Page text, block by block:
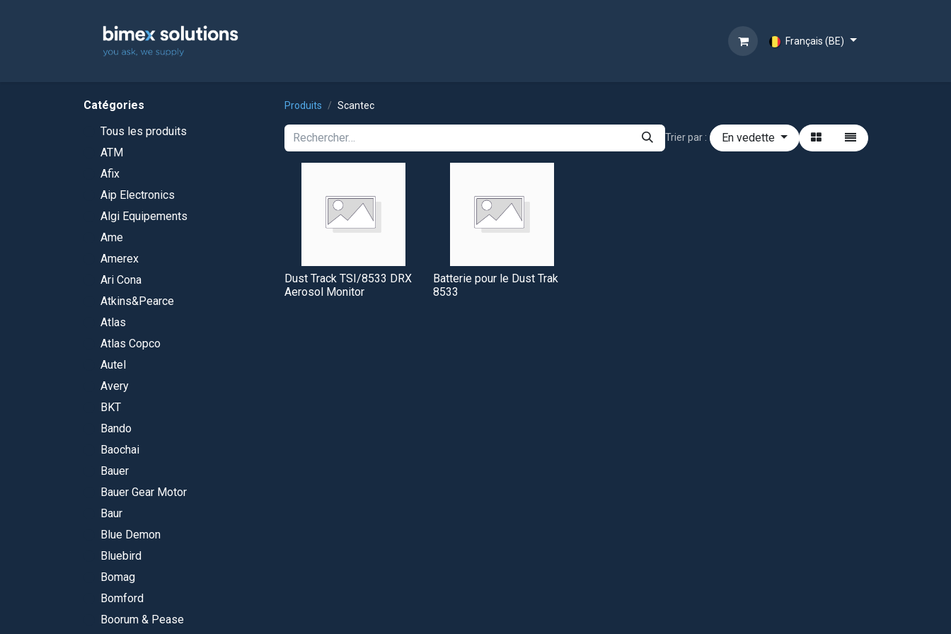
Français (BE)
Catégories
Tous les produits
ATM
Afix
Aip Electronics
Algi Equipements
Ame
Amerex
Ari Cona
Atkins&Pearce
Atlas
Atlas Copco
Autel
Avery
BKT
Bando
Baochai
Bauer
Bauer Gear Motor
Baur
Blue Demon
Bluebird
Bomag
Bomford
Boorum & Pease
Produits Scantec
Trier par : En vedette
Dust Track TSI/8533 DRX
Aerosol Monitor
Batterie pour le Dust Trak
8533